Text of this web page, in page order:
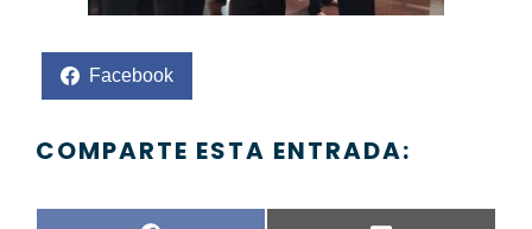
Facebook
COMPARTE ESTA ENTRADA: